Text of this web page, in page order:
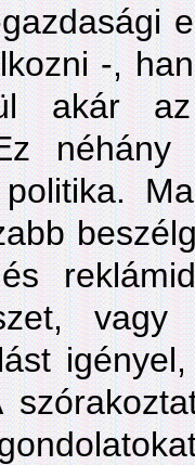
-,
akár az